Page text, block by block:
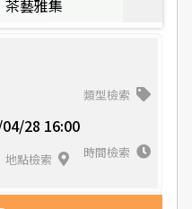
茶藝雅集
類型檢索
28 16:00
時間檢索
地點檢索